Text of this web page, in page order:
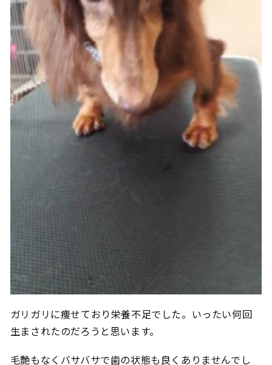
ガリガリに痩せており栄養不足でした。いったい何回
生まされたのだろうと思います。
毛艶もなくバサバサで歯の状態も良くありませんでし